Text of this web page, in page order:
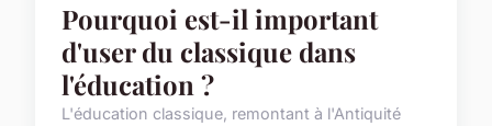
Pourquoi est-il important
d'user du classique dans
l'éducation ?
L'éducation classique, remontant à l'Antiquité